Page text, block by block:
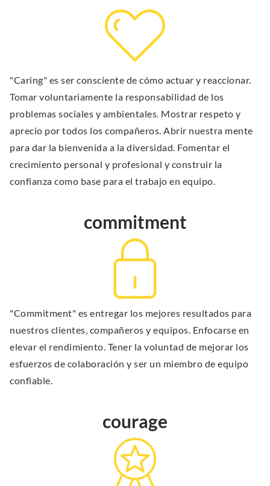
"Caring" es ser consciente de cómo actuar y reaccionar.
Tomar voluntariamente la responsabilidad de los
problemas sociales y ambientales. Mostrar respeto y
aprecio por todos los compañeros. Abrir nuestra mente
para dar la bienvenida a la diversidad. Fomentar el
crecimiento personal y profesional y construir la
confianza como base para el trabajo en equipo.
commitment
"Commitment" es entregar los mejores resultados para
nuestros clientes, compañeros y equipos. Enfocarse en
elevar el rendimiento. Tener la voluntad de mejorar los
esfuerzos de colaboración y ser un miembro de equipo
confiable.
courage